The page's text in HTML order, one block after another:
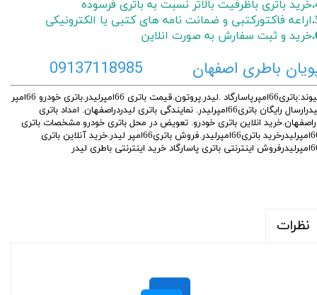
خرید باتری باظرفیت بالاتر نسبت به باتری فرسوده
اراعه فاکتورکتبی و ضمانت نامه های کتبی یا الکترونیکی
خرید و ثبت سفارش به صورت انلاین
باطری اصفهان 09137118985
پیوند:باتری66امپرپاسارگاد .لیدر.پروتون.قیمت باتری 66امپرلیدر.باتری خودرو 66امپر
لیدرارسال رایگان باتری66امپرلیدر. نمایندگی باتری لیدردراصفهان. امداد باتری
انلاین باتری خودرو. تعویض در محل باتری خودرو.مشخصات باتری
66امپرلیدرخرید باتری66امپرلیدر.فروش باتری66امپر لیدر.خرید آنلاین باتری
خرید اینترنتی باطری لیدر
نظرات